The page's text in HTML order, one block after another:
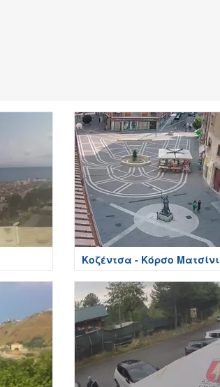
Κοζέντσα - Κόρσο Ματσίνι